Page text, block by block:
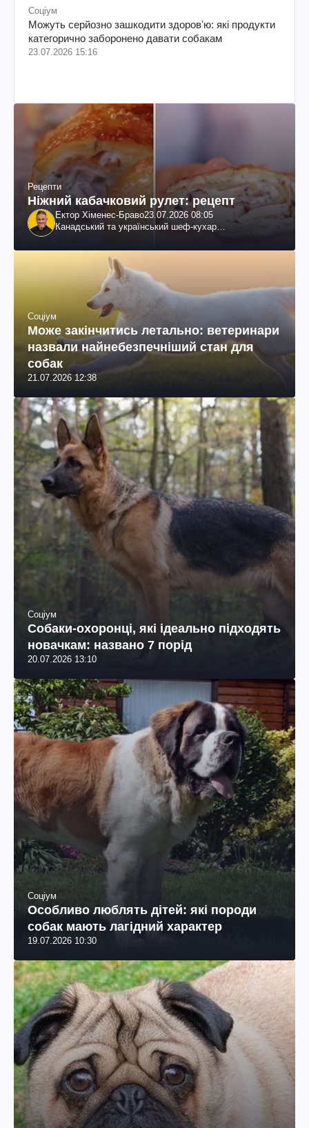
Соціум
Можуть серйозно зашкодити здоровʼю: які продукти
категорично заборонено давати собакам
23.07.2026 15:16
Рецепти
Ніжний кабачковий рулет: рецепт
Ектор Хіменес-Браво23.07.2026 08:05
Канадський та український шеф-кухар
Соціум
Може закінчитись летально: ветеринари
назвали найнебезпечніший стан для
собак
21.07.2026 12:38
Соціум
Собаки-охоронці, які ідеально підходять
новачкам: названо 7 порід
20.07.2026 13:10
Соціум
Особливо люблять дітей: які породи
собак мають лагідний характер
19.07.2026 10:30